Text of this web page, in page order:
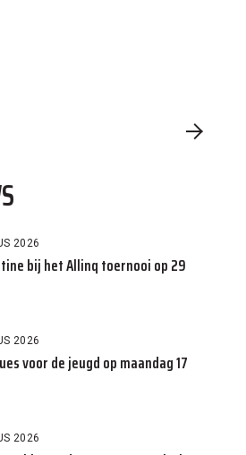
2026
bij het Allinq toernooi op 29
2026
voor de jeugd op maandag 17
2026